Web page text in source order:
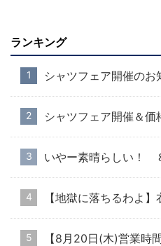
ランキング
シャツフェア開催のお
シャツフェア開催＆
いやー素晴らしい！
【地獄に落ちるわよ
【8月20日(木)営業時